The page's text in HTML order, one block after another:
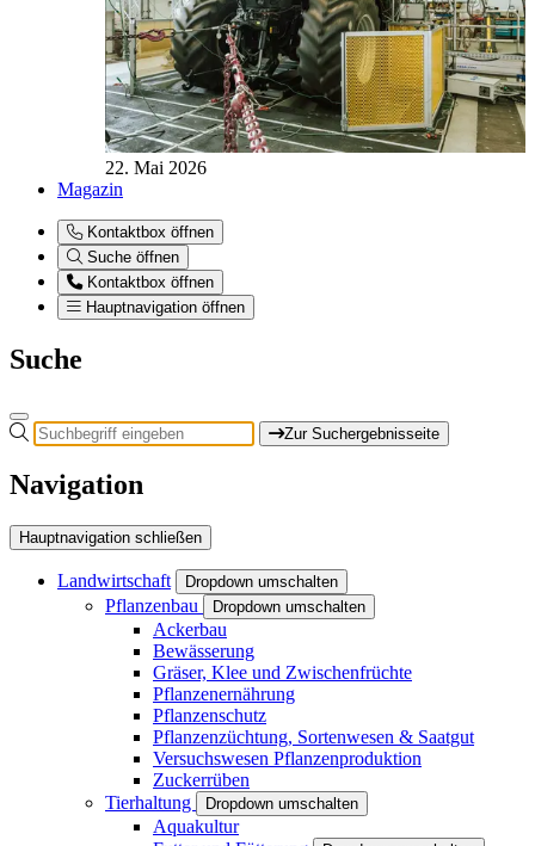
22. Mai 2026
Magazin
Kontaktbox öffnen
Suche öffnen
Kontaktbox öffnen
Hauptnavigation öffnen
Suche
Zur Suchergebnisseite
Navigation
Hauptnavigation schließen
Landwirtschaft Dropdown umschalten
Pflanzenbau Dropdown umschalten
Ackerbau
Bewässerung
Gräser, Klee und Zwischenfrüchte
Pflanzenernährung
Pflanzenschutz
Pflanzenzüchtung, Sortenwesen & Saatgut
Versuchswesen Pflanzenproduktion
Zuckerrüben
Tierhaltung
Dropdown umschalten
Aquakultur